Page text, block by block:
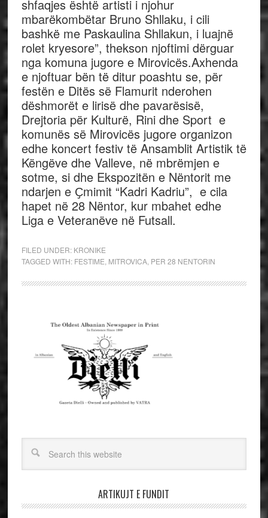
shfaqjes është artisti i njohur
mbarëkombëtar Bruno Shllaku, i cili
bashkë me Paskaulina Shllakun, i luajnë
rolet kryesore”, thekson njoftimi dërguar
nga komuna jugore e Mirovicës.Axhenda
e njoftuar bën të ditur poashtu se, për
festën e Ditës së Flamurit nderohen
dëshmorët e lirisë dhe pavarësisë,
Drejtoria për Kulturë, Rini dhe Sport e
komunës së Mirovicës jugore organizon
edhe koncert festiv të Ansamblit Artistik të
Këngëve dhe Valleve, në mbrëmjen e
sotme, si dhe Ekspozitën e Nëntorit me
ndarjen e Ҫmimit “Kadri Kadriu”, e cila
hapet në 28 Nëntor, kur mbahet edhe
Liga e Veteranëve në Futsall.
FILED UNDER: KRONIKE
TAGGED WITH: FESTIME MITROVICA, PER 28 NENTORIN
ARTIKUJT E FUNDIT